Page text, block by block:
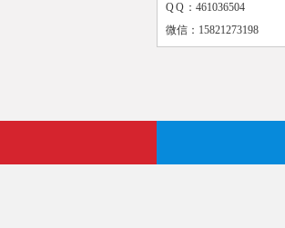
Q Q ：461036504
微信：15821273198